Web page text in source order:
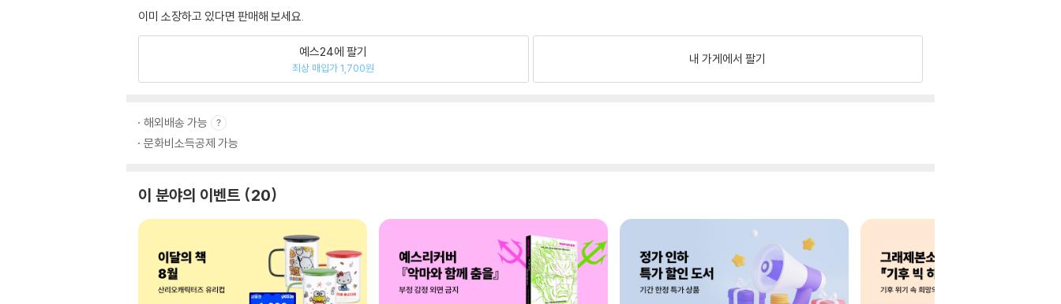
이미 소장하고 있다면 판매해 보세요.
예스24에 팔기
최상 매입가 1,700원
내 가게에서 팔기
해외배송 가능
문화비소득공제 가능
이 분야의 이벤트 20